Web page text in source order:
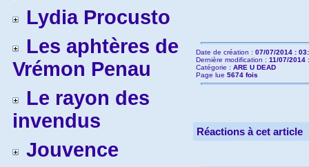
Lydia Procusto
Les aphtères de
Vrémon Penau
Le rayon des
invendus
Jouvence
Date de création : 07/07/2014 :
Dernière modification : 11/07/2014
Catégorie : ARE U DEAD
Page lue 5674 fois
Réactions à cet article